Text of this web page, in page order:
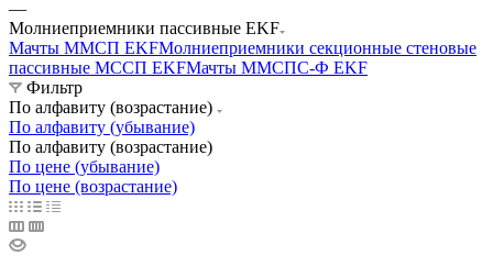
—
Молниеприемники пассивные EKF
Мачты ММСП EKFМолниеприемники секционные стеновые
пассивные МССП EKFМачты ММСПС-Ф EKF
Фильтр
По алфавиту (возрастание)
По алфавиту (убывание)
По алфавиту (возрастание)
По цене (убывание)
По цене (возрастание)